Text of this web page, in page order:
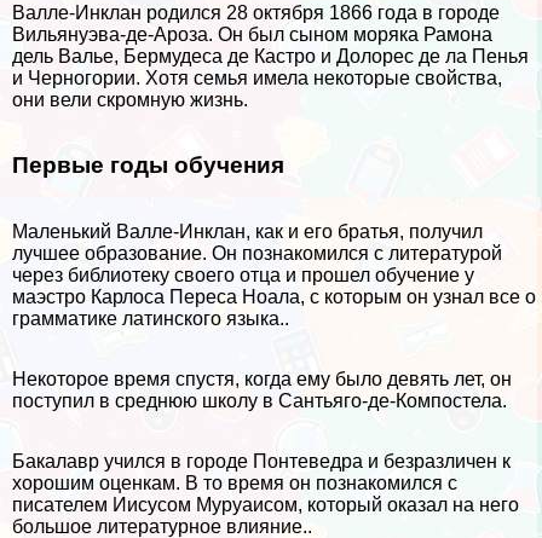
Валле-Инклан родился 28 октября 1866 года в городе
Вильянуэва-де-Ароза. Он был сыном моряка Рамона
дель Валье, Бермудеса де Кастро и Долорес де ла Пенья
и Черногории. Хотя семья имела некоторые свойства,
они вели скромную жизнь.
Первые годы обучения
Маленький Валле-Инклан, как и его братья, получил
лучшее образование. Он познакомился с литературой
через библиотеку своего отца и прошел обучение у
маэстро Карлоса Переса Ноала, с которым он узнал все о
грамматике латинского языка..
Некоторое время спустя, когда ему было девять лет, он
поступил в среднюю школу в Сантьяго-де-Компостела.
Бакалавр учился в городе Понтеведра и безразличен к
хорошим оценкам. В то время он познакомился с
писателем Иисусом Муруаисом, который оказал на него
большое литературное влияние..